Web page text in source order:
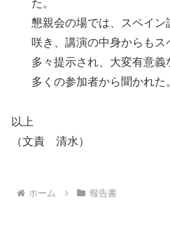
た。
懇親会の場では、スペイ
咲き、講演の中身からも
多々提示され、大変有意
多くの参加者から聞かれた
以上
（文責 清水）
ホーム 報告書